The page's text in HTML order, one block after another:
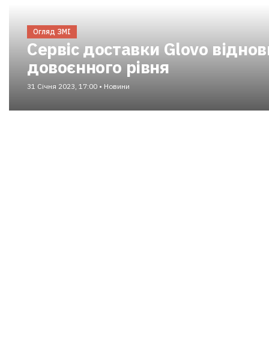
Огляд ЗМІ
Сервіс доставки Glovo
довоєнного рівня
31 Січня 2023, 17:00 • Новини